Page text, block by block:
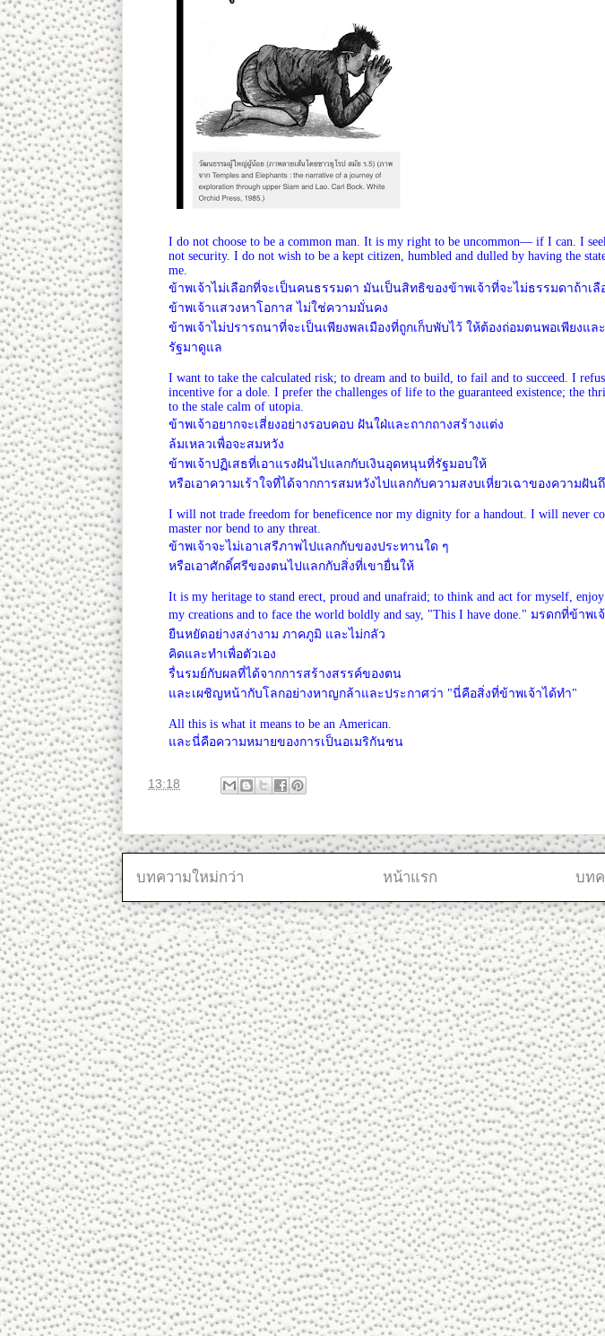
I do not choose to be a common man. It is my right to be uncommon— if I can. I
not security. I do not wish to be a kept citizen, humbled and dulled by having the
me.
ข้าพเจ้าไม่เลือกที่จะเป็นคนธรรมดา มันเป็นสิทธิของข้าพเจ้าที่จะไม่ธรรมดาถ้าเ
ข้าพเจ้าแสวงหาโอกาส ไม่ใช่ความมั่นคง
ข้าพเจ้าไม่ปรารถนาที่จะเป็นเพียงพลเมืองที่ถูกเก็บพับไว้ ให้ต้องถ่อมตนพอเพียงแล
รัฐมาดูแล
I want to take the calculated risk; to dream and to build, to fail and to succeed. I
incentive for a dole. I prefer the challenges of life to the guaranteed existence; the
to the stale calm of utopia.
ข้าพเจ้าอยากจะเสี่ยงอย่างรอบคอบ ฝันใฝ่และถากถางสร้างแต่ง
ล้มเหลวเพื่อจะสมหวัง
ข้าพเจ้าปฏิเสธที่เอาแรงฝันไปแลกกับเงินอุดหนุนที่รัฐมอบให้
หรือเอาความเร้าใจที่ได้จากการสมหวังไปแลกกับความสงบเหี่ยวเฉาของความฝัน
I will not trade freedom for beneficence nor my dignity for a handout. I will never
master nor bend to any threat.
ข้าพเจ้าจะไม่เอาเสรีภาพไปแลกกับของประทานใด ๆ
หรือเอาศักดิ์ศรีของตนไปแลกกับสิ่งที่เขายื่นให้
It is my heritage to stand erect, proud and unafraid; to think and act for myself,
my creations and to face the world boldly and say, "This I have done." มรดกที่ข้าพ
ยืนหยัดอย่างสง่างาม ภาคภูมิ และไม่กลัว
คิดและทำเพื่อตัวเอง
รื่นรมย์กับผลที่ได้จากการสร้างสรรค์ของตน
และเผชิญหน้ากับโลกอย่างหาญกล้าและประกาศว่า "นี่คือสิ่งที่ข้าพเจ้าได้ทำ"
All this is what it means to be an American.
และนี่คือความหมายของการเป็นอเมริกันชน
13:18
บทความใหม่กว่า บทค
หน้าแรก